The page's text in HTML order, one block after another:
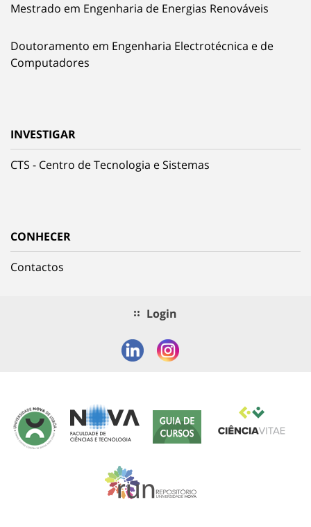
Mestrado em Engenharia de Energias Renováveis
Doutoramento em Engenharia Electrotécnica e de
Computadores
INVESTIGAR
CTS - Centro de Tecnologia e Sistemas
CONHECER
Contactos
Login